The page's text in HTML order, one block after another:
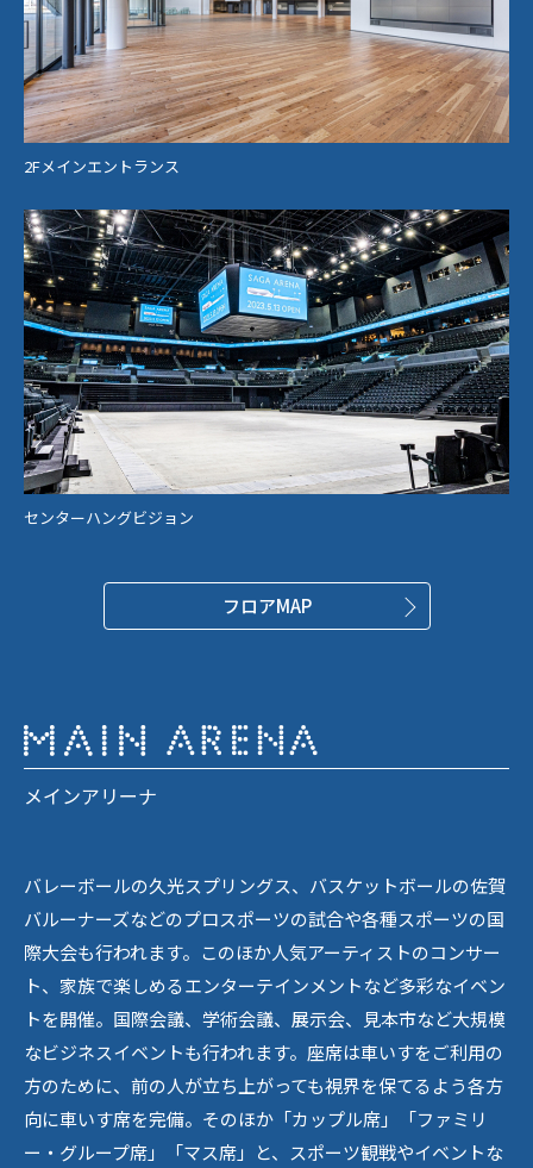
2Fメインエントランス
センターハングビジョン
フロアMAP
メインアリーナ
バレーボールの久光スプリングス、バスケットボールの佐賀
バルーナーズなどのプロスポーツの試合や各種スポーツの国
際大会も行われます。このほか人気アーティストのコンサー
ト、家族で楽しめるエンターテインメントなど多彩なイベン
トを開催。国際会議、学術会議、展示会、見本市など大規模
なビジネスイベントも行われます。座席は車いすをご利用の
方のために、前の人が立ち上がっても視界を保てるよう各方
向に車いす席を完備。そのほか「カップル席」「ファミリ
ー・グループ席」「マス席」と、スポーツ観戦やイベントな